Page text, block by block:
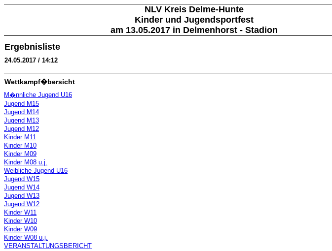
NLV Kreis Delme-Hunte
Kinder und Jugendsportfest
am 13.05.2017 in Delmenhorst - Stadion
Ergebnisliste
24.05.2017 / 14:12
Wettkampf�bersicht
M�nnliche Jugend U16
Jugend M15
Jugend M14
Jugend M13
Jugend M12
Kinder M11
Kinder M10
Kinder M09
Kinder M08 u.j.
Weibliche Jugend U16
Jugend W15
Jugend W14
Jugend W13
Jugend W12
Kinder W11
Kinder W10
Kinder W09
Kinder W08 u.j.
VERANSTALTUNGSBERICHT